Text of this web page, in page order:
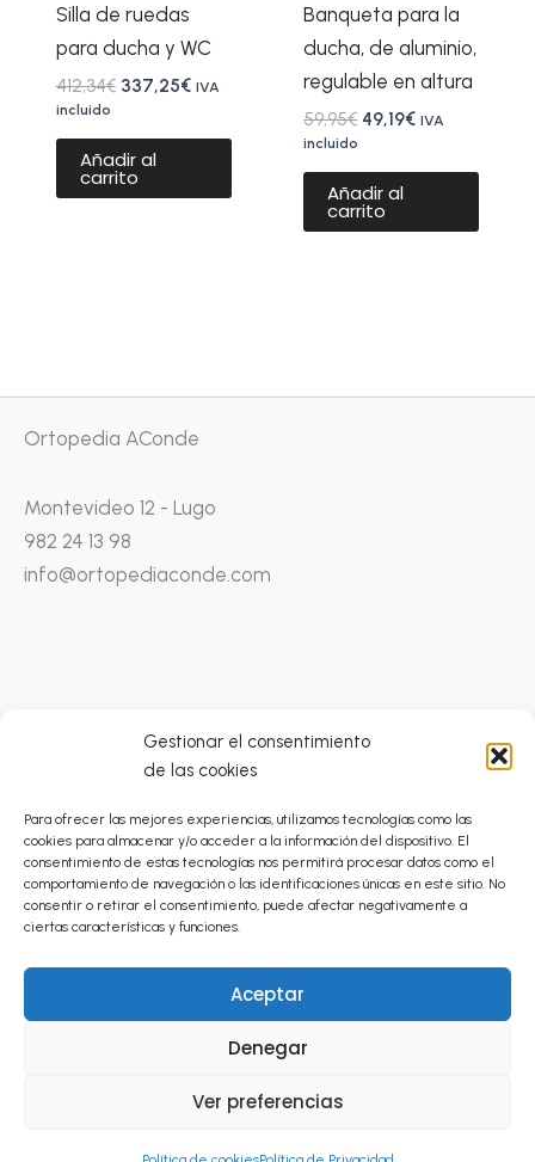
Gestionar el consentimiento
de las cookies
Para ofrecer las mejores experiencias, utilizamos tecnologías como las
cookies para almacenar y/o acceder a la información del dispositivo. El
consentimiento de estas tecnologías nos permitirá procesar datos como el
comportamiento de navegación o las identificaciones únicas en este sitio. No
consentir o retirar el consentimiento, puede afectar negativamente a
ciertas características y funciones.
Aceptar
Denegar
Ver preferencias
Silla de ruedas
para ducha y WC
412,34€ 337,25€ IVA
incluido
Añadir al
carrito
Banqueta para la
ducha, de aluminio,
regulable en altura
59,95€ 49,19€ IVA
incluido
Añadir al
carrito
Ortopedia AConde
Montevideo 12 - Lugo
982 24 13 98
info@ortopediaconde.com
Catálogo Prestaciones Ortoprótesicas
Política de Privacidad
Envíos
Cancelaciones y Devoluciones